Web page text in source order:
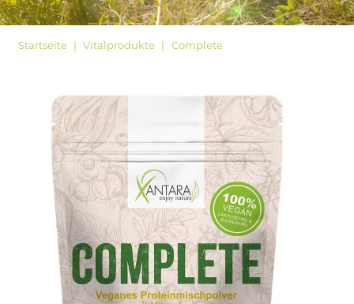
Startseite Vitalprodukte Complete